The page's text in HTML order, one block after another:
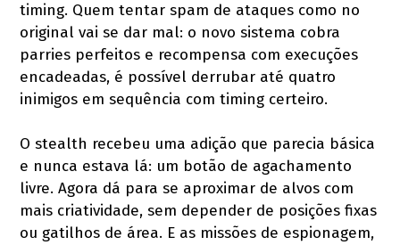
timing. Quem tentar spam de ataques como no
original vai se dar mal: o novo sistema cobra
parries perfeitos e recompensa com execuções
encadeadas, é possível derrubar até quatro
inimigos em sequência com timing certeiro.
O stealth recebeu uma adição que parecia básica
e nunca estava lá: um botão de agachamento
livre. Agora dá para se aproximar de alvos com
mais criatividade, sem depender de posições fixas
ou gatilhos de área. E as missões de espionagem,